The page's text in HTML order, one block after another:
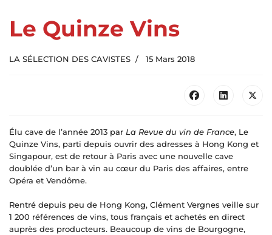
Le Quinze Vins
LA SÉLECTION DES CAVISTES 15 Mars 2018
Élu cave de l’année 2013 par La Revue du vin de France, Le
Quinze Vins, parti depuis ouvrir des adresses à Hong Kong et
Singapour, est de retour à Paris avec une nouvelle cave
doublée d’un bar à vin au cœur du Paris des affaires, entre
Opéra et Vendôme.
Rentré depuis peu de Hong Kong, Clément Vergnes veille sur
1 200 références de vins, tous français et achetés en direct
auprès des producteurs. Beaucoup de vins de Bourgogne,